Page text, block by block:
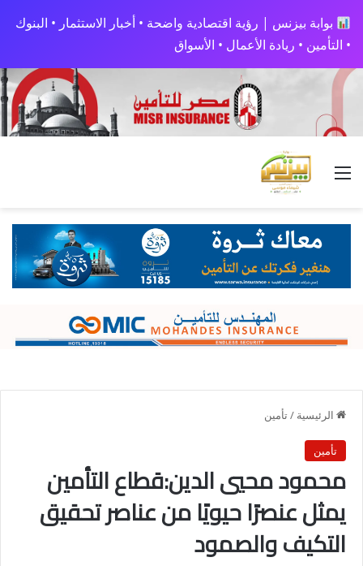
بوابة بيزنس | رؤية اقتصادية واضحة • أخبار الاستثمار • البنوك
• التأمين • ريادة الأعمال • الأسواق
القائمة
الرئيسية /تأمين
تأمين
محمود محيي الدين:قطاع التأمين
يمثل عنصرًا حيويًا من عناصر تحقيق
التكيف والصمود